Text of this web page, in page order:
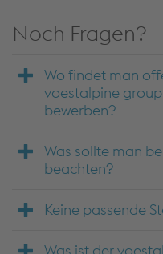
Noch Fragen?
Wo findet man
voestalpine
bewerben?
Was sollte man
beachten?
Keine passende